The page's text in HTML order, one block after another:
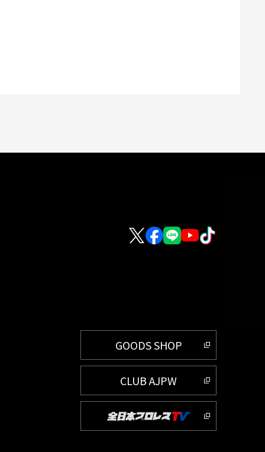
GOODS SHOP
CLUB AJPW